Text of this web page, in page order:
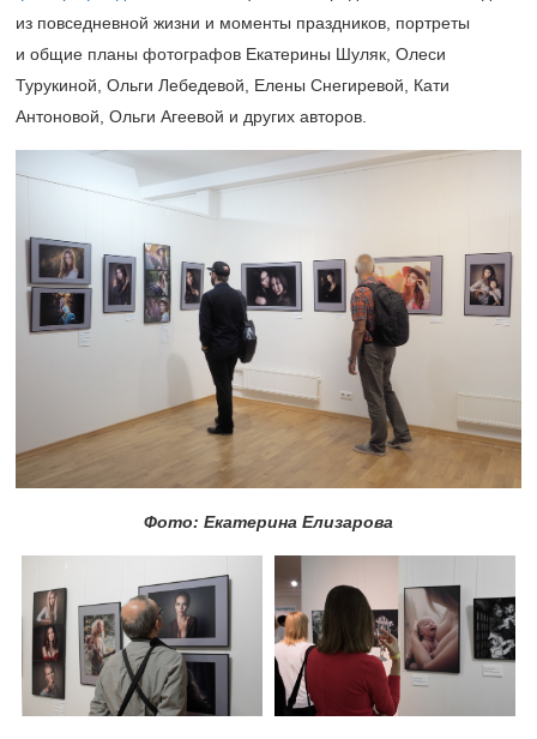
из повседневной жизни и моменты праздников, портреты
и общие планы фотографов Екатерины Шуляк, Олеси
Турукиной, Ольги Лебедевой, Елены Снегиревой, Кати
Антоновой, Ольги Агеевой и других авторов.
Фото: Екатерина Елизарова